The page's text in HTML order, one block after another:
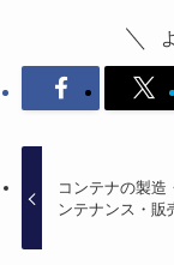
コンテナの製造
ンテナンス・販